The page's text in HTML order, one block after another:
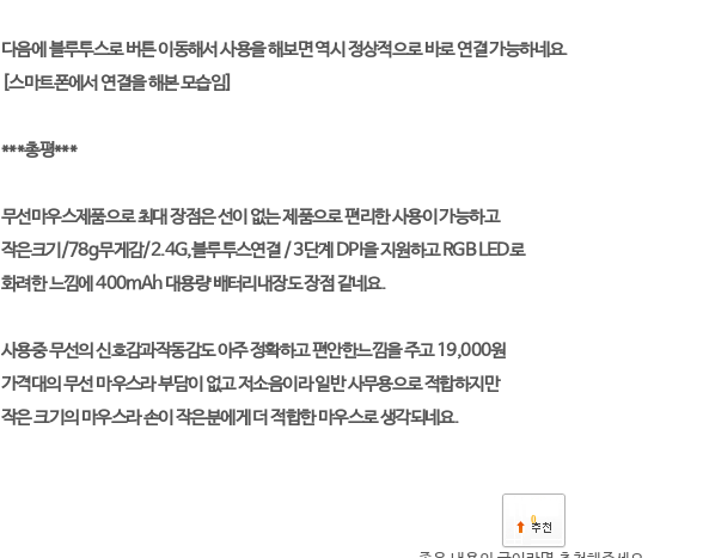
다음에 블루투스로 버튼 이동해서 사용을 해보면 역시 정상적으로 바로 연결 가능하네요.
[스마트폰에서 연결을 해본 모습임]
***총평***
무선마우스제품으로 최대 장점은 선이 없는 제품으로 편리한 사용이 가능하고
작은크기/78g무게감/2.4G,블루투스연결 / 3단계 DPI을 지원하고 RGB LED로
화려한 느낌에 400mAh 대용량 배터리내장도 장점 같네요.
사용중 무선의 신호감과작동감도 아주 정확하고 편안한느낌을 주고 19,000원
가격대의 무선 마우스라 부담이 없고 저소음이라 일반 사무용으로 적합하지만
작은 크기의 마우스라 손이 작은분에게 더 적합한 마우스로 생각되네요.
0